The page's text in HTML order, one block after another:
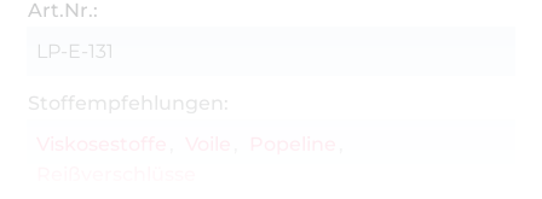
Art.Nr.:
LP-E-131
Stoffempfehlungen: